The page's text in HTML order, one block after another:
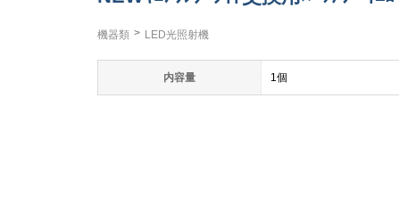
機器類 LED光照射機
内容量 1個